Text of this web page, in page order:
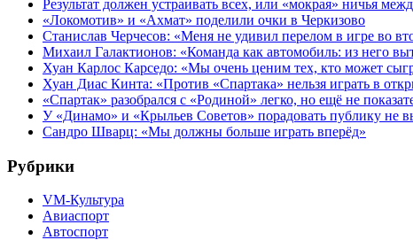
Результат должен устраивать всех, или «мокрая» ничья
«Локомотив» и «Ахмат» поделили очки в Черкизово
Станислав Черчесов: «Меня не удивил перелом в игре во
Михаил Галактионов: «Команда как автомобиль: из него
Хуан Карлос Карседо: «Мы очень ценим тех, кто может
Хуан Диас Кинта: «Против «Спартака» нельзя играть в
«Спартак» разобрался с «Родиной» легко, но ещё не
У «Динамо» и «Крыльев Советов» порадовать публику не
Сандро Шварц: «Мы должны больше играть вперёд»
Рубрики
VM-Культура
Авиаспорт
Автоспорт